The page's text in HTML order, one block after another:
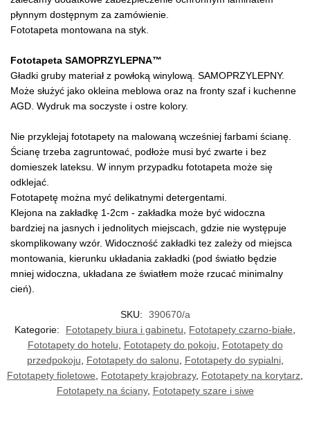
płynnym dostępnym za zamówienie.
Fototapeta montowana na styk.
Fototapeta SAMOPRZYLEPNA™
Gładki gruby materiał z powłoką winylową. SAMOPRZYLEPNY.
Może służyć jako okleina meblowa oraz na fronty szaf i kuchenne
AGD. Wydruk ma soczyste i ostre kolory.
Nie przyklejaj fototapety na malowaną wcześniej farbami ścianę.
Ścianę trzeba zagruntować, podłoże musi być zwarte i bez
domieszek lateksu. W innym przypadku fototapeta może się
odklejać.
Fototapetę można myć delikatnymi detergentami.
Klejona na zakładkę 1-2cm - zakładka może być widoczna
bardziej na jasnych i jednolitych miejscach, gdzie nie występuje
skomplikowany wzór. Widoczność zakładki tez zależy od miejsca
montowania, kierunku układania zakładki (pod światło będzie
mniej widoczna, układana ze światłem może rzucać minimalny
cień).
SKU:
390670/a
Kategorie:
Fototapety biura i gabinetu Fototapety czarno-białe
Fototapety do hotelu
Fototapety do pokoju
Fototapety do
przedpokoju
Fototapety do salonu Fototapety do sypialni,
Fototapety fioletowe
Fototapety krajobrazy, Fototapety na korytarz
Fototapety na ściany, Fototapety szare i siwe